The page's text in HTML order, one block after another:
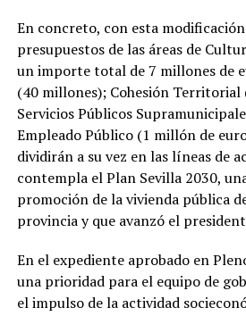
En concreto, con esta
presupuestos de las áreas de
un importe total de 7 millones de
(40 millones); Cohesión Territorial
Servicios Públicos
Empleado Público (1 millón de
dividirán a su vez en las líneas de
contempla el Plan Sevilla 2030,
promoción de la vivienda pública
provincia y que avanzó el
En el expediente aprobado en
una prioridad para el equipo de
el impulso de la actividad